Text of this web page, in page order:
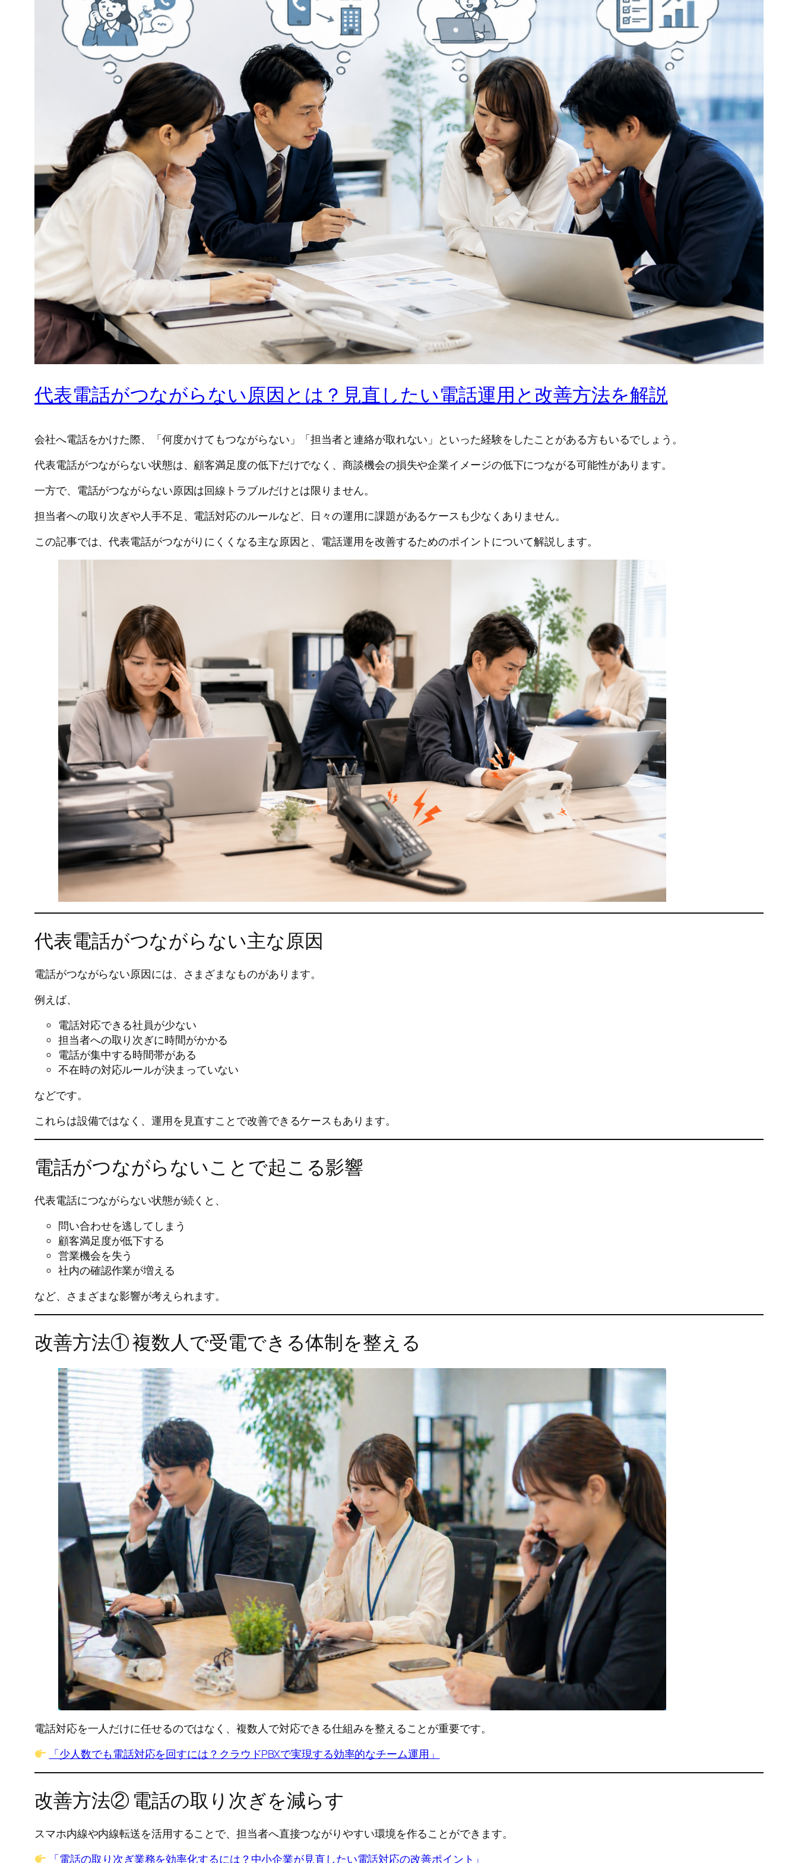
代表電話がつながらない原因とは？見直したい電話運用と改善方法を解説
会社へ電話をかけた際、「何度かけてもつながらない」「担当者と連絡が取れない」といった経験をしたことがある方もいるでしょう。
代表電話がつながらない状態は、顧客満足度の低下だけでなく、商談機会の損失や企業イメージの低下につながる可能性があります。
一方で、電話がつながらない原因は回線トラブルだけとは限りません。
担当者への取り次ぎや人手不足、電話対応のルールなど、日々の運用に課題があるケースも少なくありません。
この記事では、代表電話がつながりにくくなる主な原因と、電話運用を改善するためのポイントについて解説します。
代表電話がつながらない主な原因
電話がつながらない原因には、さまざまなものがあります。
例えば、
電話対応できる社員が少ない
担当者への取り次ぎに時間がかかる
電話が集中する時間帯がある
不在時の対応ルールが決まっていない
などです。
これらは設備ではなく、運用を見直すことで改善できるケースもあります。
電話がつながらないことで起こる影響
代表電話につながらない状態が続くと、
問い合わせを逃してしまう
顧客満足度が低下する
営業機会を失う
社内の確認作業が増える
など、さまざまな影響が考えられます。
改善方法① 複数人で受電できる体制を整える
電話対応を一人だけに任せるのではなく、複数人で対応できる仕組みを整えることが重要です。
「少人数でも電話対応を回すには？クラウドPBXで実現する効率的なチーム運用」
改善方法② 電話の取り次ぎを減らす
スマホ内線や内線転送を活用することで、担当者へ直接つながりやすい環境を作ることができます。
「電話の取り次ぎ業務を効率化するには？中小企業が見直したい電話対応の改善ポイント」